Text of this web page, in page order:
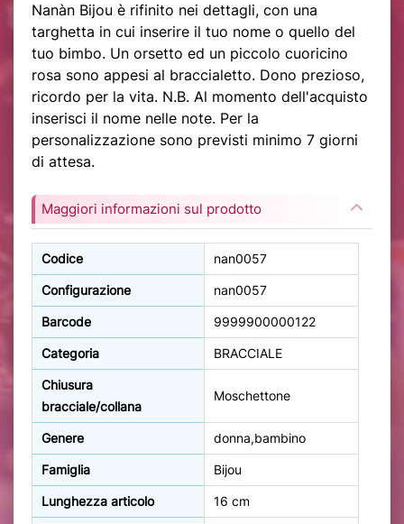
Nanàn Bijou è rifinito nei dettagli, con una
targhetta in cui inserire il tuo nome o quello del
tuo bimbo. Un orsetto ed un piccolo cuoricino
rosa sono appesi al braccialetto. Dono prezioso,
ricordo per la vita. N.B. Al momento dell'acquisto
inserisci il nome nelle note. Per la
personalizzazione sono previsti minimo 7 giorni
di attesa.
Maggiori informazioni sul prodotto
Codice nan0057
Configurazione nan0057
Barcode 9999900000122
Categoria BRACCIALE
Chiusura
bracciale/collana
Moschettone
Genere donna,bambino
Famiglia Bijou
Lunghezza articolo 16 cm